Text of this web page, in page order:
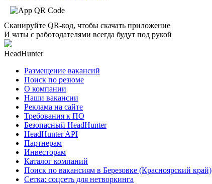
Сканируйте QR-код, чтобы скачать приложение
И чаты с работодателями всегда будут под рукой
HeadHunter
Размещение вакансий
Поиск по резюме
О компании
Наши вакансии
Реклама на сайте
Требования к ПО
Безопасный HeadHunter
HeadHunter API
Партнерам
Инвесторам
Каталог компаний
Поиск по вакансиям в Березовке (Красноярский край)
Сетка: соцсеть для нетворкинга